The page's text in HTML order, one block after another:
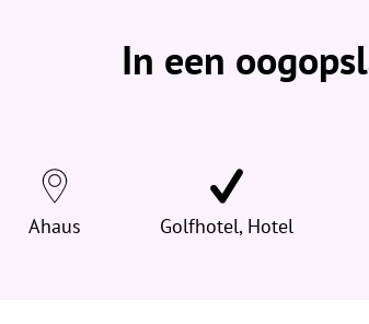
j
e
h
In een
Ahaus Golfhotel, Hotel